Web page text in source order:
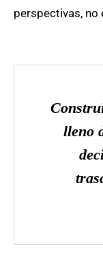
perspectivas, no
lleno